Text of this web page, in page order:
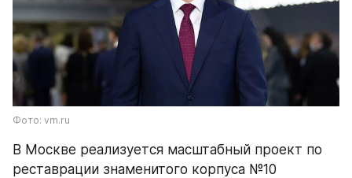
Фото: vm.ru
В Москве реализуется масштабный проект по
реставрации знаменитого корпуса №10